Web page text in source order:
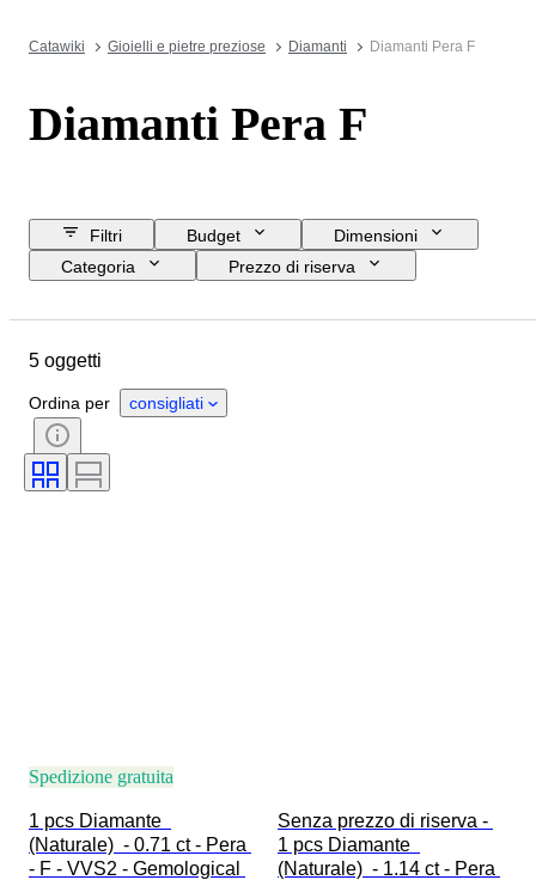
Catawiki Gioielli e pietre preziose Diamanti Diamanti Pera F
Diamanti Pera F
Filtri Budget
Dimensioni
Categoria
Prezzo di riserva
Purezza
Peso dei diamanti
Cintura
Fluorescenza
Simmetria
5 oggetti
Ordina per consigliati
Spedizione gratuita
1 pcs Diamante
(Naturale)  - 0.71 ct - Pera
- F - VVS2 - Gemological
Senza prezzo di riserva -
1 pcs Diamante
(Naturale)  - 1.14 ct - Pera